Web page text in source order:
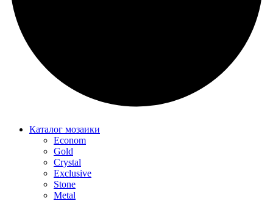
Каталог мозаики
Econom
Gold
Crystal
Exclusive
Stone
Metal